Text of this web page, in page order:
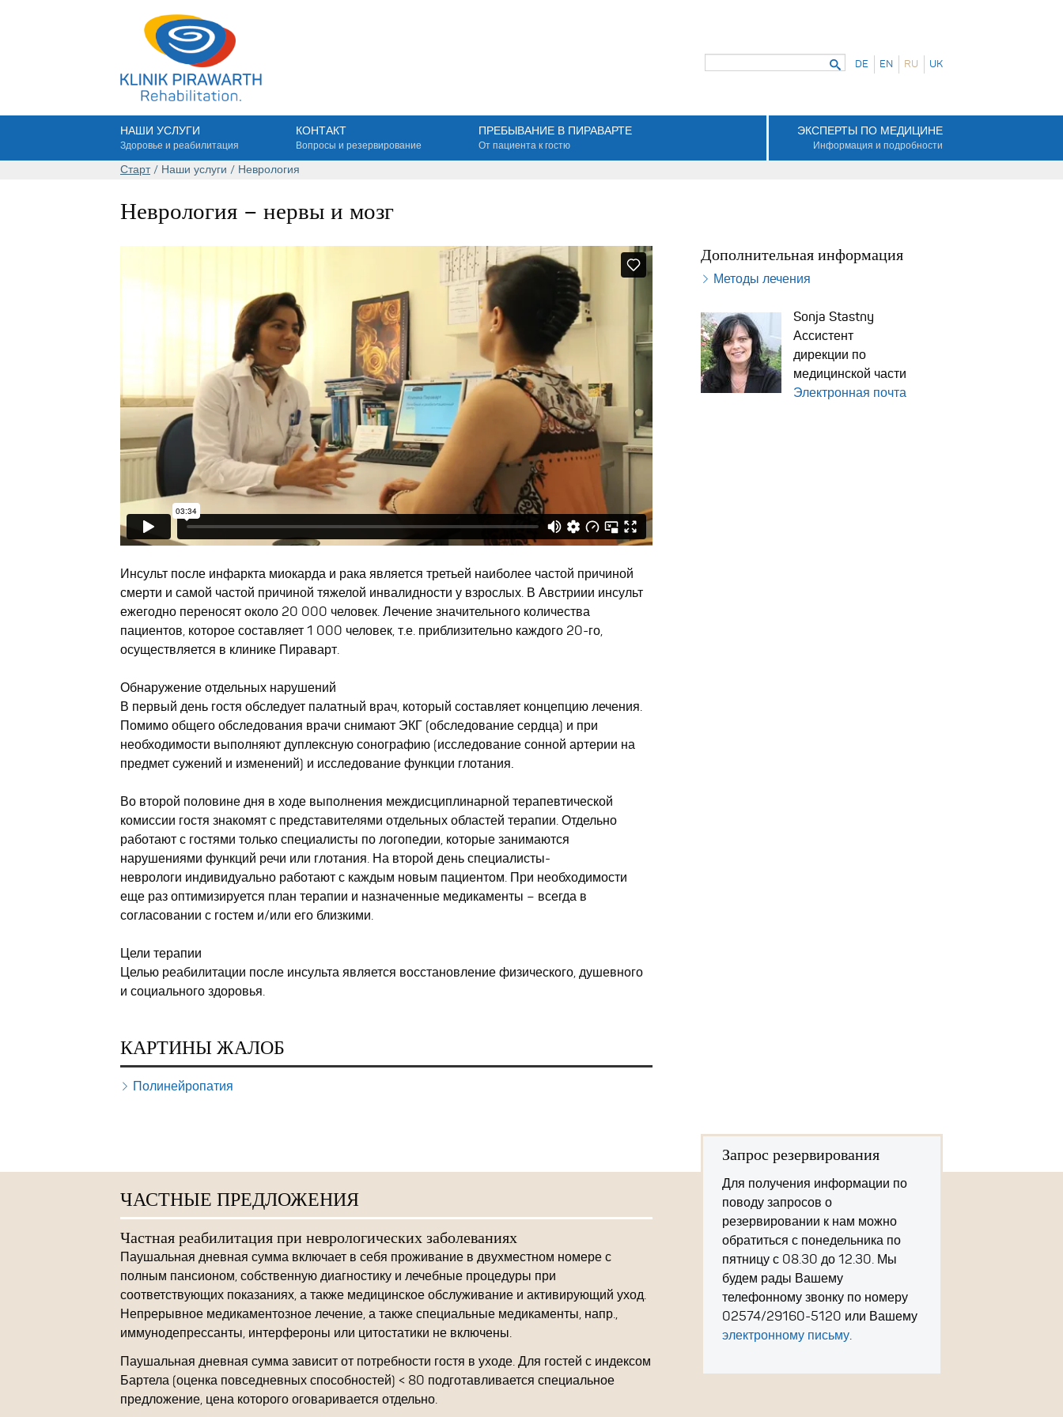
DE EN RU UK
Найти...
НАШИ УСЛУГИ
Здоровье и реабилитация
КОНТАКТ
Вопросы и резервирование
ПРЕБЫВАНИЕ В ПИРАВАРТЕ
От пациента к гостю
ЭКСПЕРТЫ ПО МЕДИЦИНЕ
Информация и подробности
Старт/ Наши услуги / Неврология
Неврология – нервы и мозг
Инсульт после инфаркта миокарда и рака является третьей наиболее частой причиной
смерти и самой частой причиной тяжелой инвалидности у взрослых. В Австриии инсульт
ежегодно переносят около 20 000 человек. Лечение значительного количества
пациентов, которое составляет 1 000 человек, т.е. приблизительно каждого 20-го,
осуществляется в клинике Пираварт.
Обнаружение отдельных нарушений
В первый день гостя обследует палатный врач , который составляет концепцию лечения.
Помимо общего обследования врачи снимают ЭКГ (обследование сердца) и при
необходимости выполняют дуплексную сонографию (исследование сонной артерии на
предмет сужений и изменений) и исследование функции глотания.
Во второй половине дня в ходе выполнения междисциплинарной терапевтической
комиссии гостя знакомят с представителями отдельных областей терапии. Отдельно
работают с гостями только специалисты по логопедии , которые занимаются
нарушениями функций речи или глотания.
На второй день специалисты-
неврологи индивидуально работают с каждым новым пациентом. При необходимости
еще раз оптимизируется план терапии и назначенные медикаменты – всегда в
согласовании с гостем и/или его близкими.
Цели терапии
Целью реабилитации после инсульта является восстановление физического, душевного
и социального здоровья.
КАРТИНЫ ЖАЛОБ
Полинейропатия
Дополнительная информация
Методы лечения
Sonja Stastny
Ассистент
дирекции по
медицинской части
Электронная почта
ЧАСТНЫЕ ПРЕДЛОЖЕНИЯ
Частная реабилитация при неврологических заболеваниях
Паушальная дневная сумма включает в себя проживание в двухместном номере с
полным пансионом, собственную диагностику и лечебные процедуры при
соответствующих показаниях, а также медицинское обслуживание и активирующий уход.
Непрерывное медикаментозное лечение, а также специальные медикаменты, напр.,
иммунодепрессанты, интерфероны или цитостатики не включены.
Паушальная дневная сумма зависит от потребности гостя в уходе. Для гостей с индексом
Бартела (оценка повседневных способностей) < 80 подготавливается специальное
предложение, цена которого оговаривается отдельно.
Запрос резервирования
Для получения информации по
поводу запросов о
резервировании к нам можно
обратиться с понедельника по
пятницу с 08.30 до 12.30. Мы
будем рады Вашему
телефонному звонку по номеру
02574/29160-5120 или Вашему
электронному письму